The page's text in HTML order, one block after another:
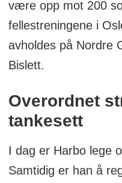
være opp mot 200
fellestreningene i
avholdes på Nordre
Bislett.
Overordnet
tankesett
I dag er Harbo lege
Samtidig er han å